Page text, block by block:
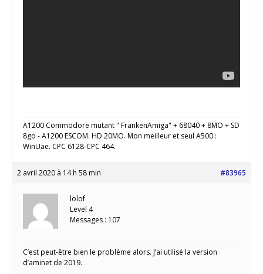
A1200 Commodore mutant " FrankenAmiga" + 68040 + 8MO + SD
8go - A1200 ESCOM. HD 20MO. Mon meilleur et seul A500 :
WinUae. CPC 6128-CPC 464.
2 avril 2020 à 14 h 58 min #83965
lolof
Level 4
Messages : 107
C’est peut-être bien le problème alors. J’ai utilisé la version
d’aminet de 2019.